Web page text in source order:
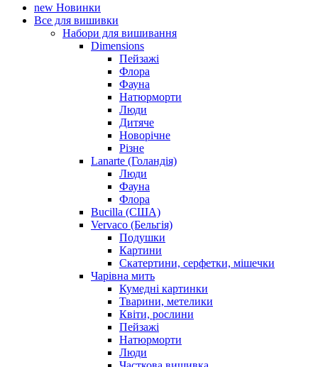
new Новинки
Все для вишивки
Набори для вишивання
Dimensions
Пейзажі
Флора
Фауна
Натюрморти
Люди
Дитяче
Новорічне
Різне
Lanarte (Голандія)
Люди
Фауна
Флора
Bucilla (США)
Vervaco (Бельгія)
Подушки
Картини
Скатертини, серфетки, мішечки
Чарiвна мить
Кумедні картинки
Тварини, метелики
Квіти, рослини
Пейзажі
Натюрморти
Люди